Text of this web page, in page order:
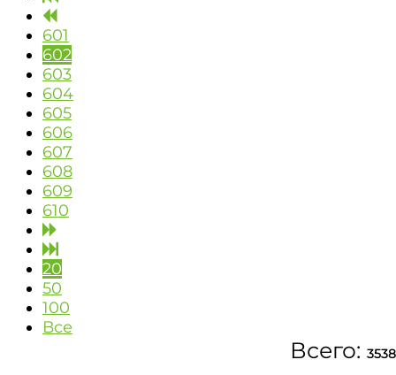
601
602
603
604
605
606
607
608
609
610
20
50
100
Все
Всего: